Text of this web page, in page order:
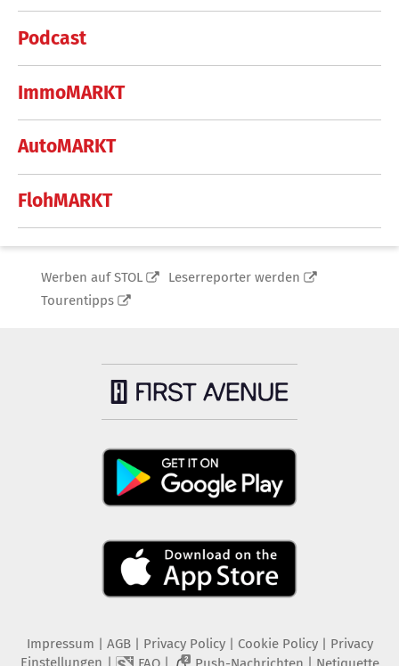
Podcast
ImmoMARKT
AutoMARKT
FlohMARKT
Werben auf STOL
Leserreporter werden
Tourentipps
Impressum AGB Privacy Policy| Cookie Policy| Privacy
2